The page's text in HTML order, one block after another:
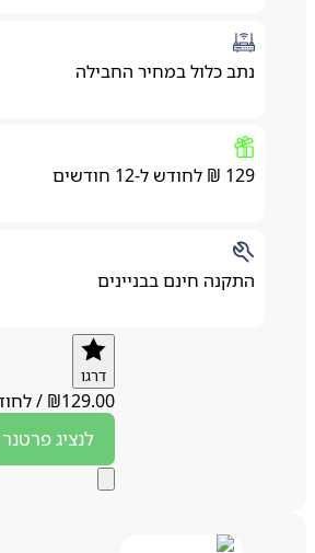
נתב כלול במחיר החבילה
התקנה חינם בבניינים
₪129.00
/לחודש
לנציגפרטנר